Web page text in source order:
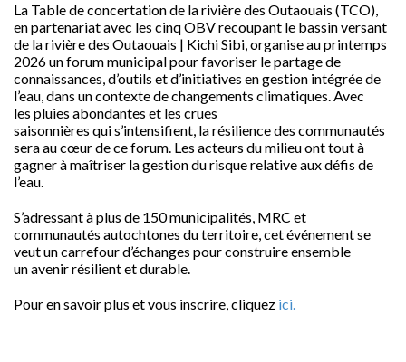
La Table de concertation de la rivière des Outaouais (TCO),
en partenariat avec les cinq OBV recoupant le bassin versant
de la rivière des Outaouais | Kichi Sibi, organise au printemps
2026 un forum municipal pour favoriser lepartage de
connaissances, d’outils et d’initiatives en gestion intégrée de
l’eau, dans un contexte de changements climatiques. Avec
les pluies abondantes et les crues
saisonnières quis’intensifient, la résilience des communautés
sera au cœur de ce forum. Les acteurs du milieu ont tout à
gagner à maîtriser la gestion du risque relative aux défis de
l’eau.
S’adressant à plus de 150 municipalités, MRC et
communautés autochtones du territoire, cet événement se
veut uncarrefour d’échanges pour construire ensemble
unavenir résilient et durable.
Pour en savoir plus et vous inscrire, cliquez ici.